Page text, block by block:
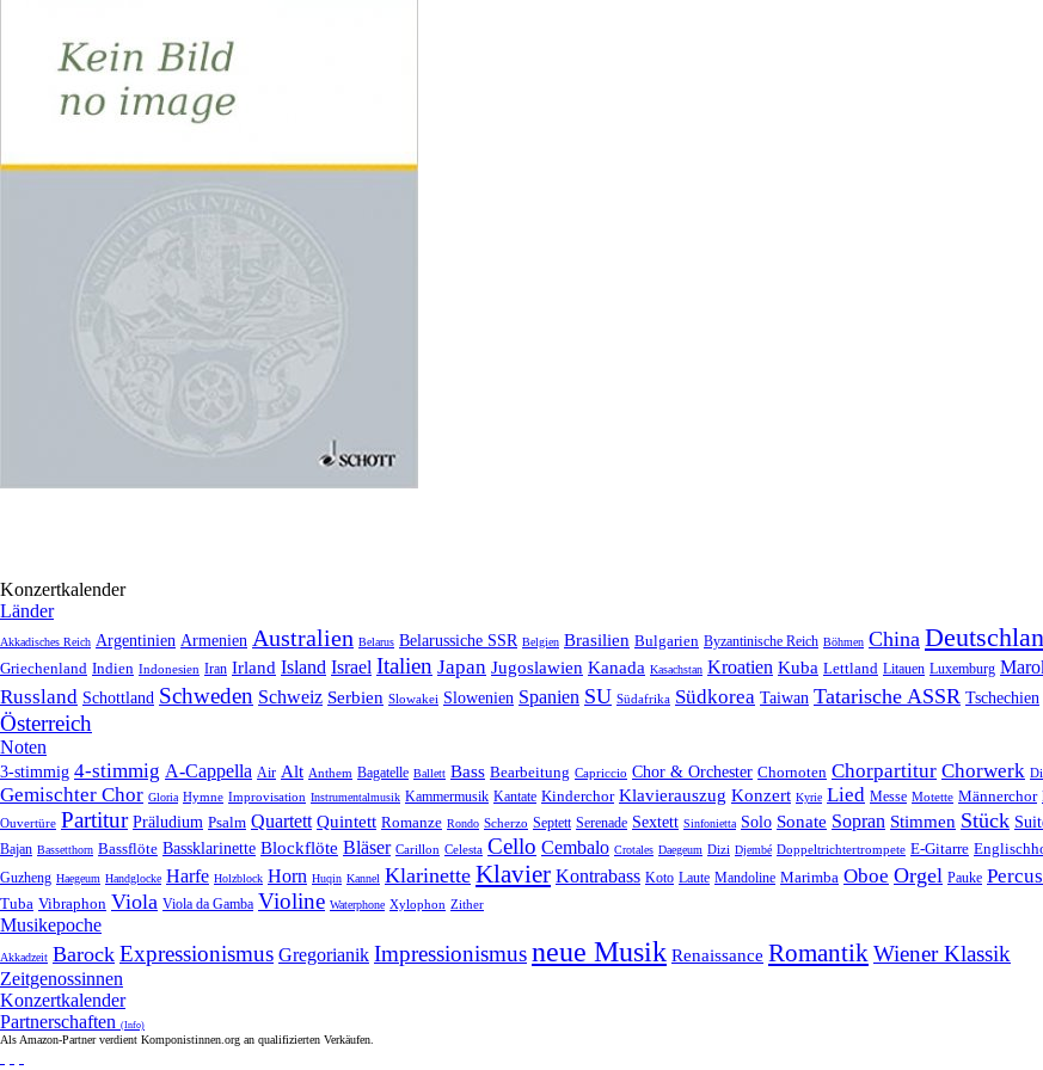
Konzertkalender
Länder
Akkadisches Reich Argentinien Armenien Australien Belarus Belarussiche SSR Belgien Brasilien Bulgarien Byzantinische Reich Böhmen China
Griechenland Indien Indonesien Iran Irland Island Israel Italien Japan Jugoslawien Kanada Kasachstan Kroatien Kuba Lettland Litauen Luxemburg
Russland Schottland Schweden Schweiz Serbien Slowakei Slowenien Spanien SU Südafrika Südkorea Taiwan Tatarische ASSR Tschechien
Österreich
Noten
3-stimmig 4-stimmig A-Cappella Air Alt Anthem Bagatelle Ballett Bass Bearbeitung Capriccio Chor & Orchester Chornoten Chorpartitur Chorwerk
Gemischter Chor Gloria Hymne Improvisation Instrumentalmusik Kammermusik Kantate Kinderchor Klavierauszug Konzert Kyrie Lied Messe Motette Männerchor
Ouvertüre Partitur Präludium Psalm Quartett Quintett Romanze Rondo Scherzo Septett Serenade Sextett Sinfonietta Solo Sonate Sopran Stimmen Stück
Bajan Bassetthorn Bassflöte Bassklarinette Blockflöte Bläser Carillon Celesta Cello Cembalo Crotales Daegeum Dizi Djembé Doppeltrichtertrompete E-Gitarre
Guzheng Haegeum Handglocke Harfe Holzblock Horn Huqin Kannel Klarinette Klavier Kontrabass Koto Laute Mandoline Marimba Oboe Orgel Pauke
Tuba Vibraphon Viola Viola da Gamba Violine Waterphone Xylophon Zither
Musikepoche
Akkadzeit Barock Expressionismus Gregorianik Impressionismusneue Musik Renaissance RomantikWiener Klassik
Zeitgenossinnen
Konzertkalender
Partnerschaften (Info)
Als Amazon-Partner verdient Komponistinnen.org an qualifizierten Verkäufen.